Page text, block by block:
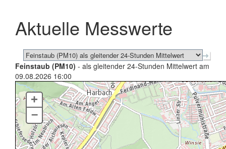
schließen
Aktuelle Messwerte
Feinstaub (PM10) - als gleitender 24-Stunden Mittelwert am
09.08.2026 16:00
+
–